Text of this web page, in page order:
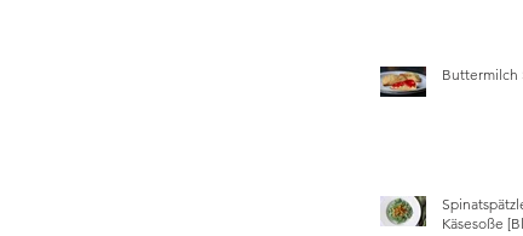
Buttermilch
Käsesoße